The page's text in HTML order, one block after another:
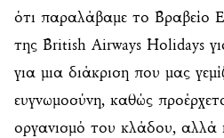
ότι παραλάβαμε το Βραβείο
της British Airways Holidays
για μια διάκριση που μας
ευγνωμοσύνη, καθώς
οργανισμό του κλάδου, αλλά